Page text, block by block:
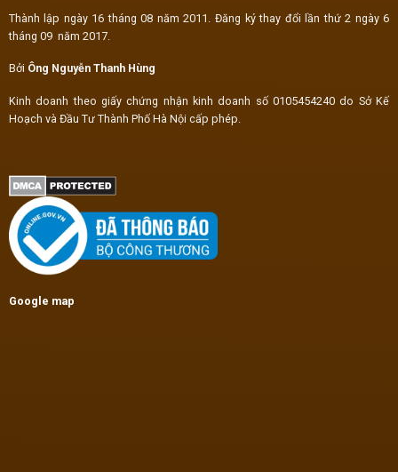
Thành lập ngày 16 tháng 08 năm 2011. Đăng ký thay đổi lần thứ 2 ngày 6
tháng 09 năm 2017.
Bởi Ông Nguyễn Thanh Hùng
Kinh doanh theo giấy chứng nhận kinh doanh số 0105454240 do Sở Kế
Hoạch và Đầu Tư Thành Phố Hà Nội cấp phép.
Google map